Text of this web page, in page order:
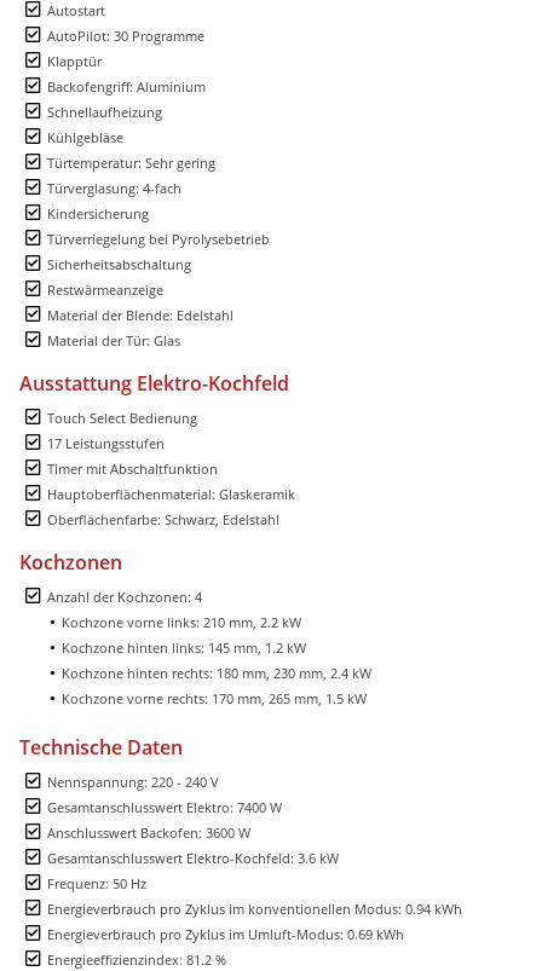
Autostart
AutoPilot: 30 Programme
Klapptür
Backofengriff: Aluminium
Schnellaufheizung
Kühlgebläse
Türtemperatur: Sehr gering
Türverglasung: 4-fach
Kindersicherung
Türverriegelung bei Pyrolysebetrieb
Sicherheitsabschaltung
Restwärmeanzeige
Material der Blende: Edelstahl
Material der Tür: Glas
Ausstattung Elektro-Kochfeld
Touch Select Bedienung
17 Leistungsstufen
Timer mit Abschaltfunktion
Hauptoberflächenmaterial: Glaskeramik
Oberflächenfarbe: Schwarz, Edelstahl
Kochzonen
Anzahl der Kochzonen: 4
Kochzone vorne links: 210 mm, 2.2 kW
Kochzone hinten links: 145 mm, 1.2 kW
Kochzone hinten rechts: 180 mm, 230 mm, 2.4 kW
Kochzone vorne rechts: 170 mm, 265 mm, 1.5 kW
Technische Daten
Nennspannung: 220 - 240 V
Gesamtanschlusswert Elektro: 7400 W
Anschlusswert Backofen: 3600 W
Gesamtanschlusswert Elektro-Kochfeld: 3.6 kW
Frequenz: 50 Hz
Energieverbrauch pro Zyklus im konventionellen Modus: 0.94 kWh
Energieverbrauch pro Zyklus im Umluft-Modus: 0.69 kWh
Energieeffizienzindex: 81.2 %